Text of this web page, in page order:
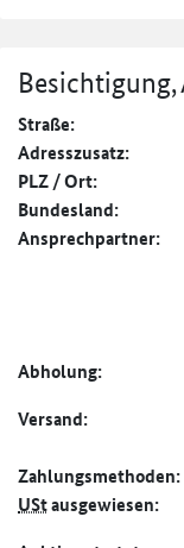
Besichtigung,
Straße:
Adresszusatz:
PLZ / Ort:
Bundesland:
Ansprechpartner:
Abholung:
Versand:
Zahlungs­methoden:
UStausgewiesen: